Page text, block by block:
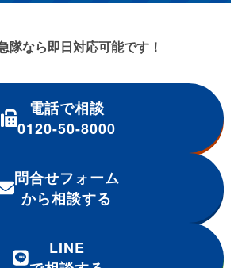
隊なら即日対応可能です！
電話で相談
0120-50-8000
問合せフォーム
から相談する
LINE